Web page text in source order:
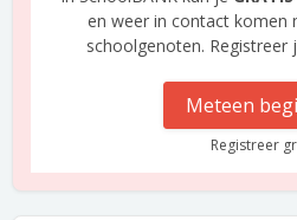
en weer in contact komen
schoolgenoten. Registreer
Meteen
Registreer